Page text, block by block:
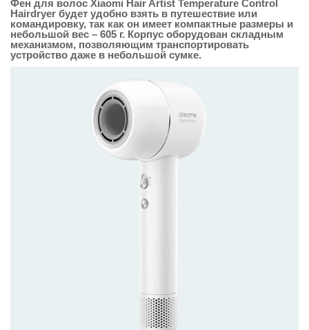
Фен для волос Xiaomi Hair Artist Temperature Control
Hairdryer будет удобно взять в путешествие или
командировку, так как он имеет компактные размеры и
небольшой вес – 605 г. Корпус оборудован складным
механизмом, позволяющим транспортировать
устройство даже в небольшой сумке.